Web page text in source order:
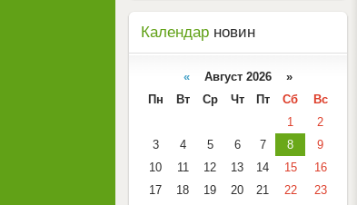
Календар новин
« Август 2026 »
Пн
Вт Ср Чт Пт Сб
Вс
1
2
3
4 5 6 7 8
9
10
11 12 13 14 15
16
17
18 19 20 21 22
23